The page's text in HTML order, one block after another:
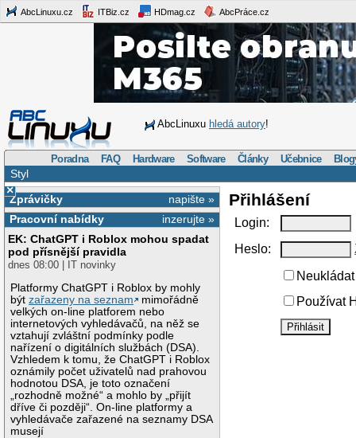
AbcLinuxu.cz ITBiz.cz HDmag.cz AbcPráce.cz
AbcLinuxu hledá autory!
Poradna FAQ Hardware Software Články Učebnice
Styl
×
napište »
Zprávičky
inzerujte »
Pracovní nabídky
EK: ChatGPT i Roblox mohou spadat
pod přísnější pravidla
dnes 08:00 | IT novinky
Platformy ChatGPT i Roblox by mohly
býtzařazeny na seznam
mimořádně
velkých on-line platforem nebo
internetových vyhledávačů, na něž se
vztahují zvláštní podmínky podle
nařízení o digitálních službách (DSA).
Vzhledem k tomu, že ChatGPT i Roblox
oznámily počet uživatelů nad prahovou
hodnotou DSA, je toto označení
„rozhodně možné“ a mohlo by „přijít
dříve či později“. On-line platformy a
vyhledávače zařazené na seznamy DSA
musejí
Přihlášení
Login:
Heslo:
Používat